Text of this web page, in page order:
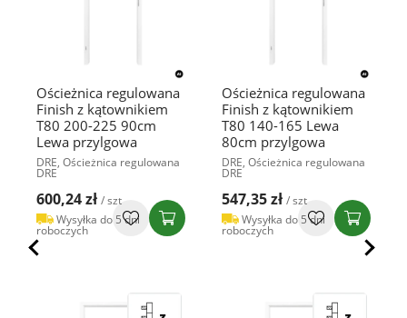
Ościeżnica regulowana
Finish z kątownikiem
T80 200-225 90cm
Lewa przylgowa
DRE, Ościeżnica regulowana
DRE
600,24 zł / szt
Wysyłka do 5 dni
roboczych
Ościeżnica regulowana
Finish z kątownikiem
T80 140-165 Lewa
80cm przylgowa
DRE, Ościeżnica regulowana
DRE
547,35 zł / szt
Wysyłka do 5 dni
roboczych